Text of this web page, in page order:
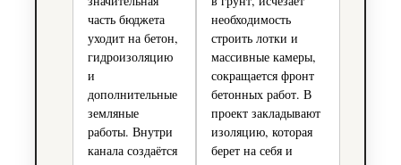
часть бюджета
уходит на бетон,
гидроизоляцию
и
дополнительные
земляные
работы. Внутри
канала создаётся
необходимость
строить лотки и
массивные камеры,
сокращается фронт
бетонных работ. В
проект закладывают
изоляцию, которая
берет на себя и